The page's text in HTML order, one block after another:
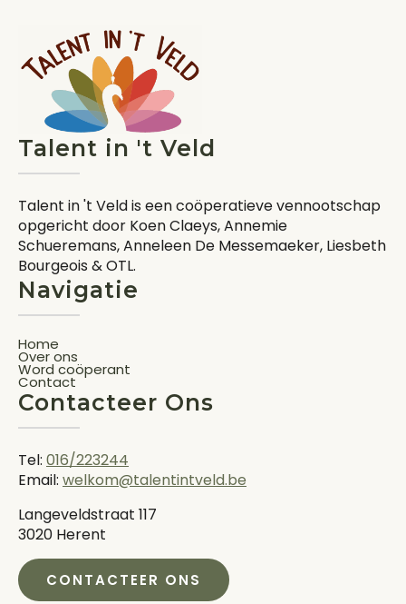
Talent in 't Veld
Talent in 't Veld is een coöperatieve vennootschap
opgericht door Koen Claeys, Annemie
Schueremans, Anneleen De Messemaeker, Liesbeth
Bourgeois & OTL.
Navigatie
Home
Over ons
Word coöperant
Contact
Contacteer Ons
Tel: 016/223244
Email: welkom@talentintveld.be
Langeveldstraat 117
3020 Herent
CONTACTEER ONS